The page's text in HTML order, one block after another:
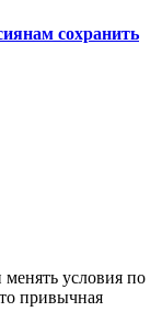
сохранить
менять условия по
привычная